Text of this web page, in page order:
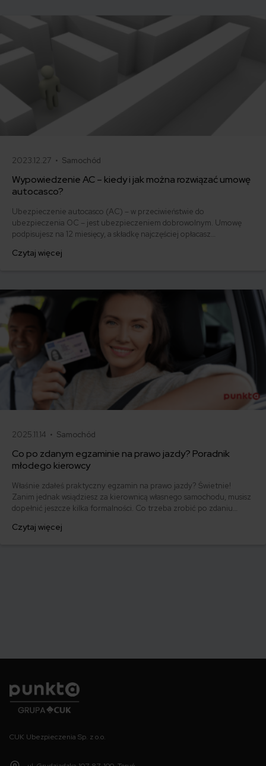
2023.12.27 • Samochód
Wypowiedzenie AC – kiedy i jak można rozwiązać umowę
autocasco?
Ubezpieczenie autocasco (AC) – w przeciwieństwie do
ubezpieczenia OC – jest ubezpieczeniem dobrowolnym. Umowę
podpisujesz na 12 miesięcy, a składkę najczęściej opłacasz
ofertę lub zdecydowałeś się sprzedać samochód w trakcie trwania
Czytaj więcej
2025.11.14 • Samochód
Co po zdanym egzaminie na prawo jazdy? Poradnik
młodego kierowcy
Właśnie zdałeś praktyczny egzamin na prawo jazdy? Świetnie!
Zanim jednak wsiądziesz za kierownicą własnego samochodu, musisz
dopełnić jeszcze kilka formalności. Co trzeba zrobić po zdaniu
którym szybko załatwisz sprawy urzędowe i będziesz mógł prowadzić
Czytaj więcej
CUK Ubezpieczenia Sp. z o.o.